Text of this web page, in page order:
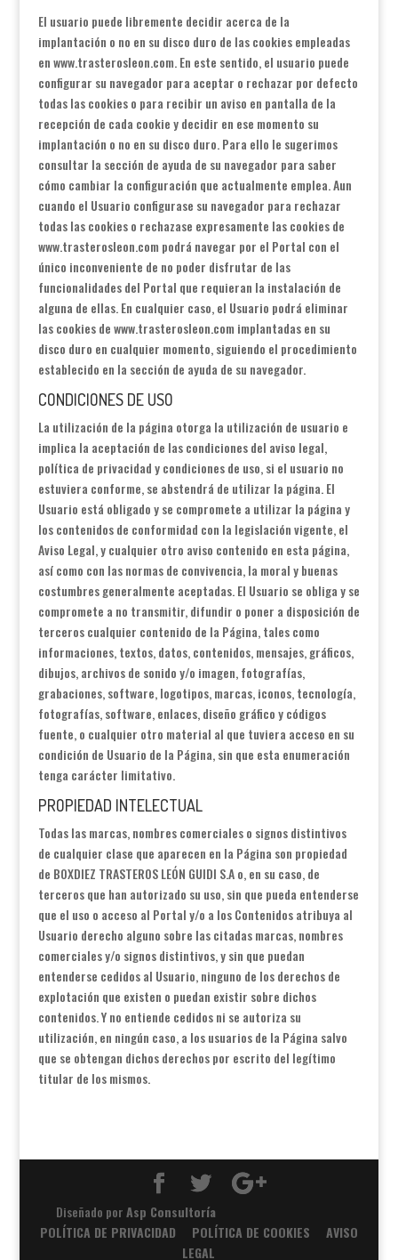
El usuario puede libremente decidir acerca de la
implantación o no en su disco duro de las cookies empleadas
en www.trasterosleon.com. En este sentido, el usuario puede
configurar su navegador para aceptar o rechazar por defecto
todas las cookies o para recibir un aviso en pantalla de la
recepción de cada cookie y decidir en ese momento su
implantación o no en su disco duro. Para ello le sugerimos
consultar la sección de ayuda de su navegador para saber
cómo cambiar la configuración que actualmente emplea. Aun
cuando el Usuario configurase su navegador para rechazar
todas las cookies o rechazase expresamente las cookies de
www.trasterosleon.com podrá navegar por el Portal con el
único inconveniente de no poder disfrutar de las
funcionalidades del Portal que requieran la instalación de
alguna de ellas. En cualquier caso, el Usuario podrá eliminar
las cookies de www.trasterosleon.com implantadas en su
disco duro en cualquier momento, siguiendo el procedimiento
establecido en la sección de ayuda de su navegador.
CONDICIONES DE USO
La utilización de la página otorga la utilización de usuario e
implica la aceptación de las condiciones del aviso legal,
política de privacidad y condiciones de uso, si el usuario no
estuviera conforme, se abstendrá de utilizar la página. El
Usuario está obligado y se compromete a utilizar la página y
los contenidos de conformidad con la legislación vigente, el
Aviso Legal, y cualquier otro aviso contenido en esta página,
así como con las normas de convivencia, la moral y buenas
costumbres generalmente aceptadas. El Usuario se obliga y se
compromete a no transmitir, difundir o poner a disposición de
terceros cualquier contenido de la Página, tales como
informaciones, textos, datos, contenidos, mensajes, gráficos,
dibujos, archivos de sonido y/o imagen, fotografías,
grabaciones, software, logotipos, marcas, iconos, tecnología,
fotografías, software, enlaces, diseño gráfico y códigos
fuente, o cualquier otro material al que tuviera acceso en su
condición de Usuario de la Página, sin que esta enumeración
tenga carácter limitativo.
PROPIEDAD INTELECTUAL
Todas las marcas, nombres comerciales o signos distintivos
de cualquier clase que aparecen en la Página son propiedad
de BOXDIEZ TRASTEROS LEÓN GUIDI S.A o, en su caso, de
terceros que han autorizado su uso, sin que pueda entenderse
que el uso o acceso al Portal y/o a los Contenidos atribuya al
Usuario derecho alguno sobre las citadas marcas, nombres
comerciales y/o signos distintivos, y sin que puedan
entenderse cedidos al Usuario, ninguno de los derechos de
explotación que existen o puedan existir sobre dichos
contenidos. Y no entiende cedidos ni se autoriza su
utilización, en ningún caso, a los usuarios de la Página salvo
que se obtengan dichos derechos por escrito del legítimo
titular de los mismos.
Diseñado porAsp Consultoría
POLÍTICA DE PRIVACIDAD
POLÍTICA DE COOKIES
AVISO
LEGAL